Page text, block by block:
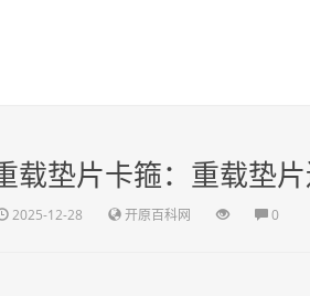
载垫片卡箍：重载垫
2025-12-28 开原百科网 0